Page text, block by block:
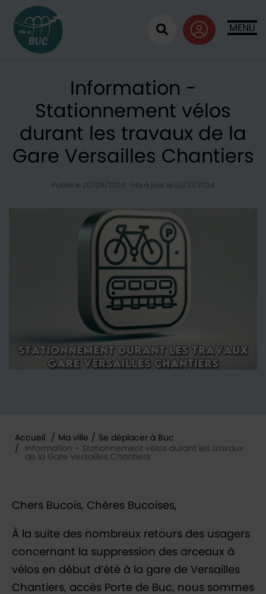
MENU
Ouvrir la
Information -
Stationnement vélos
durant les travaux de la
Gare Versailles Chantiers
Publié le 20/09/2024 · Mis à jour le 02/10/2024
Vous êtes ici :
Accueil / Ma ville / Se déplacer à Buc
/
Information - Stationnement vélos durant les travaux
de la Gare Versailles Chantiers
Chers Bucois, Chères Bucoises,
À la suite des nombreux retours des usagers
concernant la suppression des arceaux à
vélos en début d’été à la gare de Versailles
Chantiers, accès Porte de Buc, nous sommes